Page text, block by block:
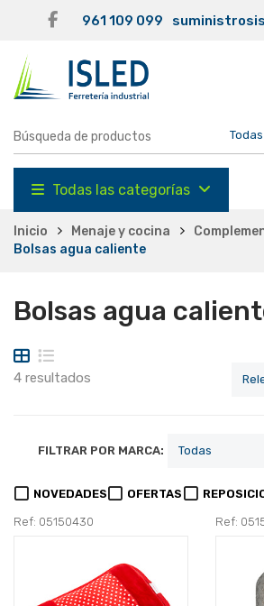
961 109 099
Todas las categorías
Inicio Menaje y cocina
Bolsas agua caliente
Bolsas agua
4 resultados
FILTRAR POR MARCA:
NOVEDADES OFERTAS
Ref: 05150430 Ref: